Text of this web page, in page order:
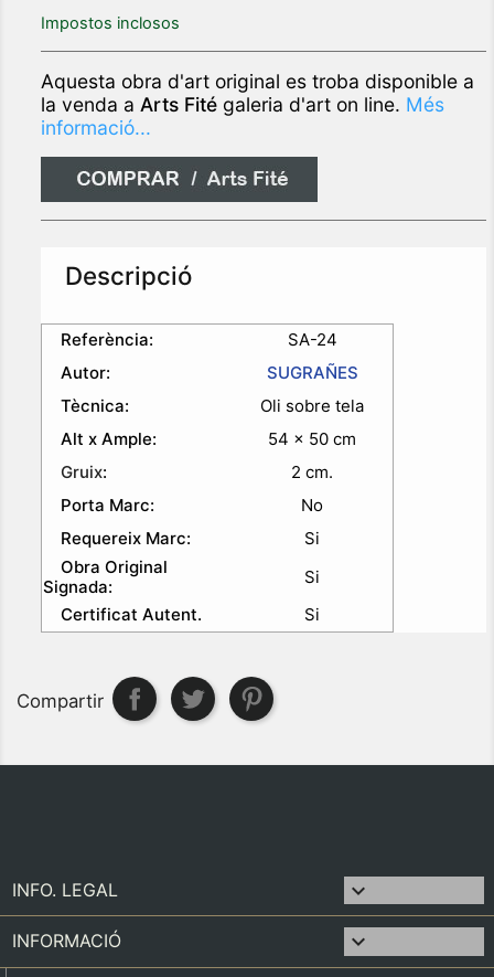
Impostos inclosos
Aquesta obra d'art original es troba disponible a
la venda a Arts Fité galeria d'art on line. Més
informació...
Descripció
Referència:
SA-24
Autor:
SUGRAÑES
Tècnica:
Oli sobre tela
Alt x Ample:
54 x 50 cm
Gruix:
2 cm.
Porta Marc:
No
Requereix Marc:
Si
Obra Original
Signada:
Si
Certificat Autent.
Si
Compartir
INFO. LEGAL 
INFORMACIÓ 